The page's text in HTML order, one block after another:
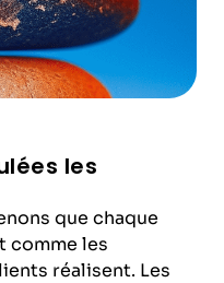
les
que chaque
comme les
réalisent. Les